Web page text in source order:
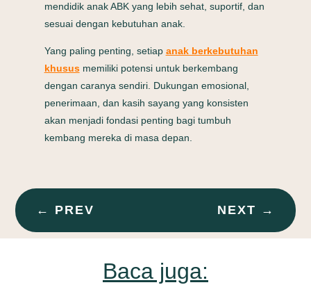
mendidik anak ABK yang lebih sehat, suportif, dan
sesuai dengan kebutuhan anak.
Yang paling penting, setiap anak berkebutuhan
khususmemiliki potensi untuk berkembang
dengan caranya sendiri. Dukungan emosional,
penerimaan, dan kasih sayang yang konsisten
akan menjadi fondasi penting bagi tumbuh
kembang mereka di masa depan.
← PREV NEXT →
Baca juga: